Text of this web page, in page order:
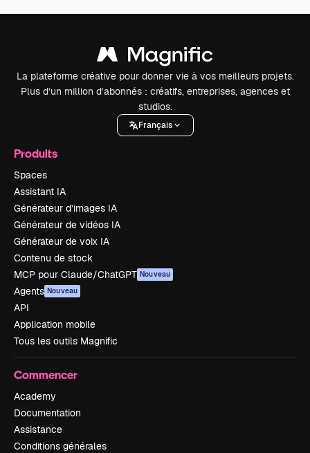
La plateforme créative pour donner vie à vos meilleurs projets.
Plus d’un million d’abonnés : créatifs, entreprises, agences et
studios.
Français
Produits
Spaces
Assistant IA
Générateur d’images IA
Générateur de vidéos IA
Générateur de voix IA
Contenu de stock
MCP pour Claude/ChatGPT Nouveau
Agents Nouveau
API
Application mobile
Tous les outils Magnific
Commencer
Academy
Documentation
Assistance
Conditions générales